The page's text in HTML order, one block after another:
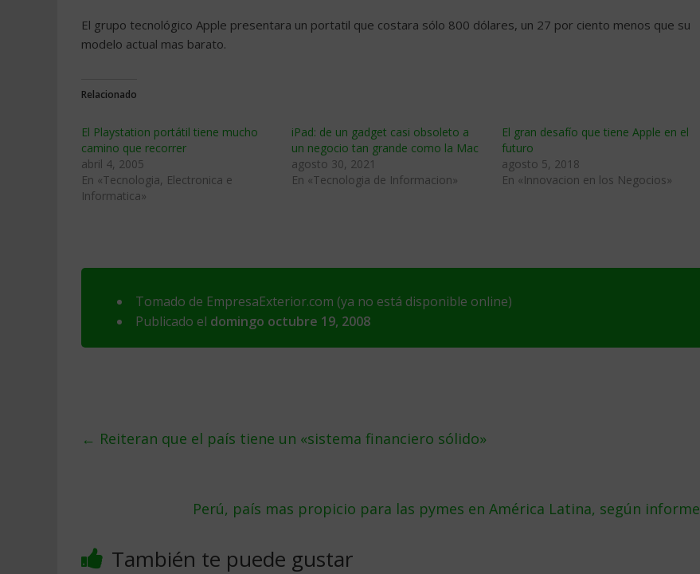
El grupo tecnológico Apple presentara un portatil que costara sólo 800 dólares, un 27 por ciento menos que su
modelo actual mas barato.
Relacionado
El Playstation portátil tiene mucho
camino que recorrer
abril 4, 2005
En «Tecnologia, Electronica e
Informatica»
iPad: de un gadget casi obsoleto a
un negocio tan grande como la Mac
agosto 30, 2021
En «Tecnologia de Informacion»
El gran desafío que tiene Apple en el
futuro
agosto 5, 2018
En «Innovacion en los Negocios»
Tomado de EmpresaExterior.com (ya no está disponible online)
Publicado el domingo octubre 19, 2008
← Reiteran que el paí­s tiene un «sistema financiero sólido»
Perú, paí­s mas propicio para las pymes en América Latina, según informe
También te puede gustar